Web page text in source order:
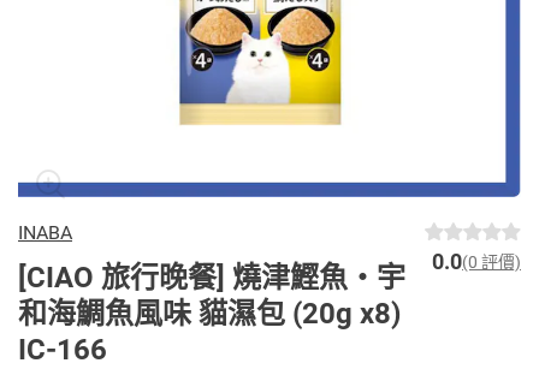
INABA
[CIAO 旅行晚餐] 燒津鰹魚‧宇
和海鯛魚風味 貓濕包 (20g x8)
IC-166
0.0(0 評價)